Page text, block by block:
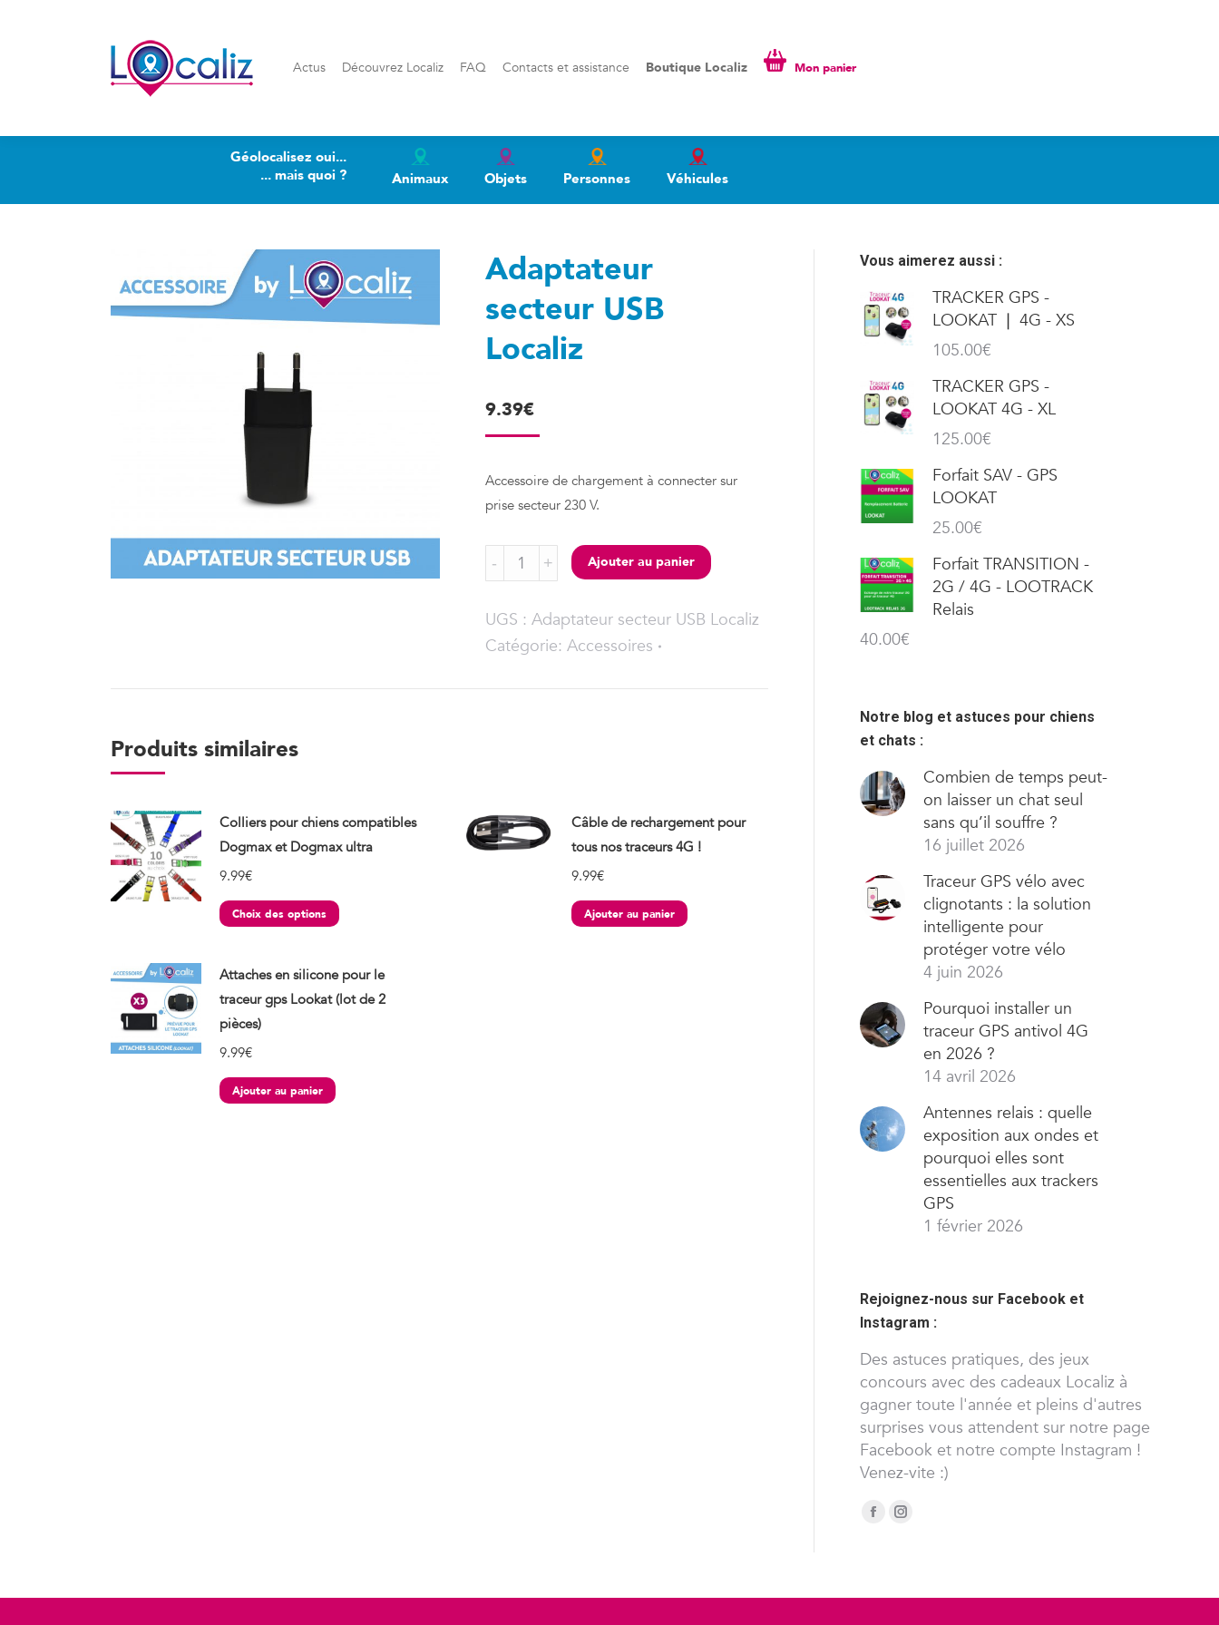
Actus Découvrez Localiz FAQ Contacts et assistance Boutique Localiz Mon panier
Géolocalisez oui...
... mais quoi ?
Animaux Objets Personnes Véhicules
Adaptateur
secteur USB
Localiz
9.39€
Accessoire de chargement à connecter sur
prise secteur 230 V.
Adaptateur
secteur
Localiz
quantity
Ajouter au panier
UGS : Adaptateur secteur USB Localiz
Catégorie: Accessoires
Produits similaires
Colliers pour chiens compatibles
Dogmax et Dogmax ultra
9.99€
Choix des options
Câble de rechargement pour
tous nos traceurs 4G !
9.99€
Ajouter au panier
Attaches en silicone pour le
traceur gps Lookat (lot de 2
pièces)
9.99€
Ajouter au panier
Vous aimerez aussi :
TRACKER GPS -
LOOKAT ❘ 4G - XS
105.00€
TRACKER GPS -
LOOKAT 4G - XL
125.00€
Forfait SAV - GPS
LOOKAT
25.00€
Forfait TRANSITION -
2G / 4G - LOOTRACK
Relais
40.00€
Notre blog et astuces pour chiens
et chats :
Combien de temps peut-
on laisser un chat seul
sans qu’il souffre ?
16 juillet 2026
Traceur GPS vélo avec
clignotants : la solution
intelligente pour
protéger votre vélo
4 juin 2026
Pourquoi installer un
traceur GPS antivol 4G
en 2026 ?
14 avril 2026
Antennes relais : quelle
exposition aux ondes et
pourquoi elles sont
essentielles aux trackers
GPS
1 février 2026
Rejoignez-nous sur Facebook et
Instagram :
Des astuces pratiques, des jeux
concours avec des cadeaux Localiz à
gagner toute l'année et pleins d'autres
surprises vous attendent sur notre page
Facebook et notre compte Instagram !
Venez-vite :)
Trouvez nous sur :
Facebook
in
Instagram
in